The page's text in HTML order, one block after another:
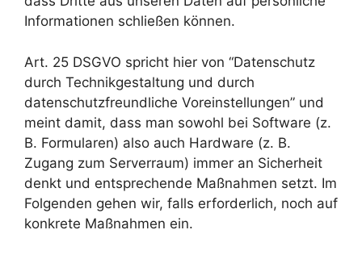
Informationen schließen können.
Art. 25 DSGVO spricht hier von “Datenschutz
durch Technikgestaltung und durch
datenschutzfreundliche Voreinstellungen” und
meint damit, dass man sowohl bei Software (z.
B. Formularen) also auch Hardware (z. B.
Zugang zum Serverraum) immer an Sicherheit
denkt und entsprechende Maßnahmen setzt. Im
Folgenden gehen wir, falls erforderlich, noch auf
konkrete Maßnahmen ein.